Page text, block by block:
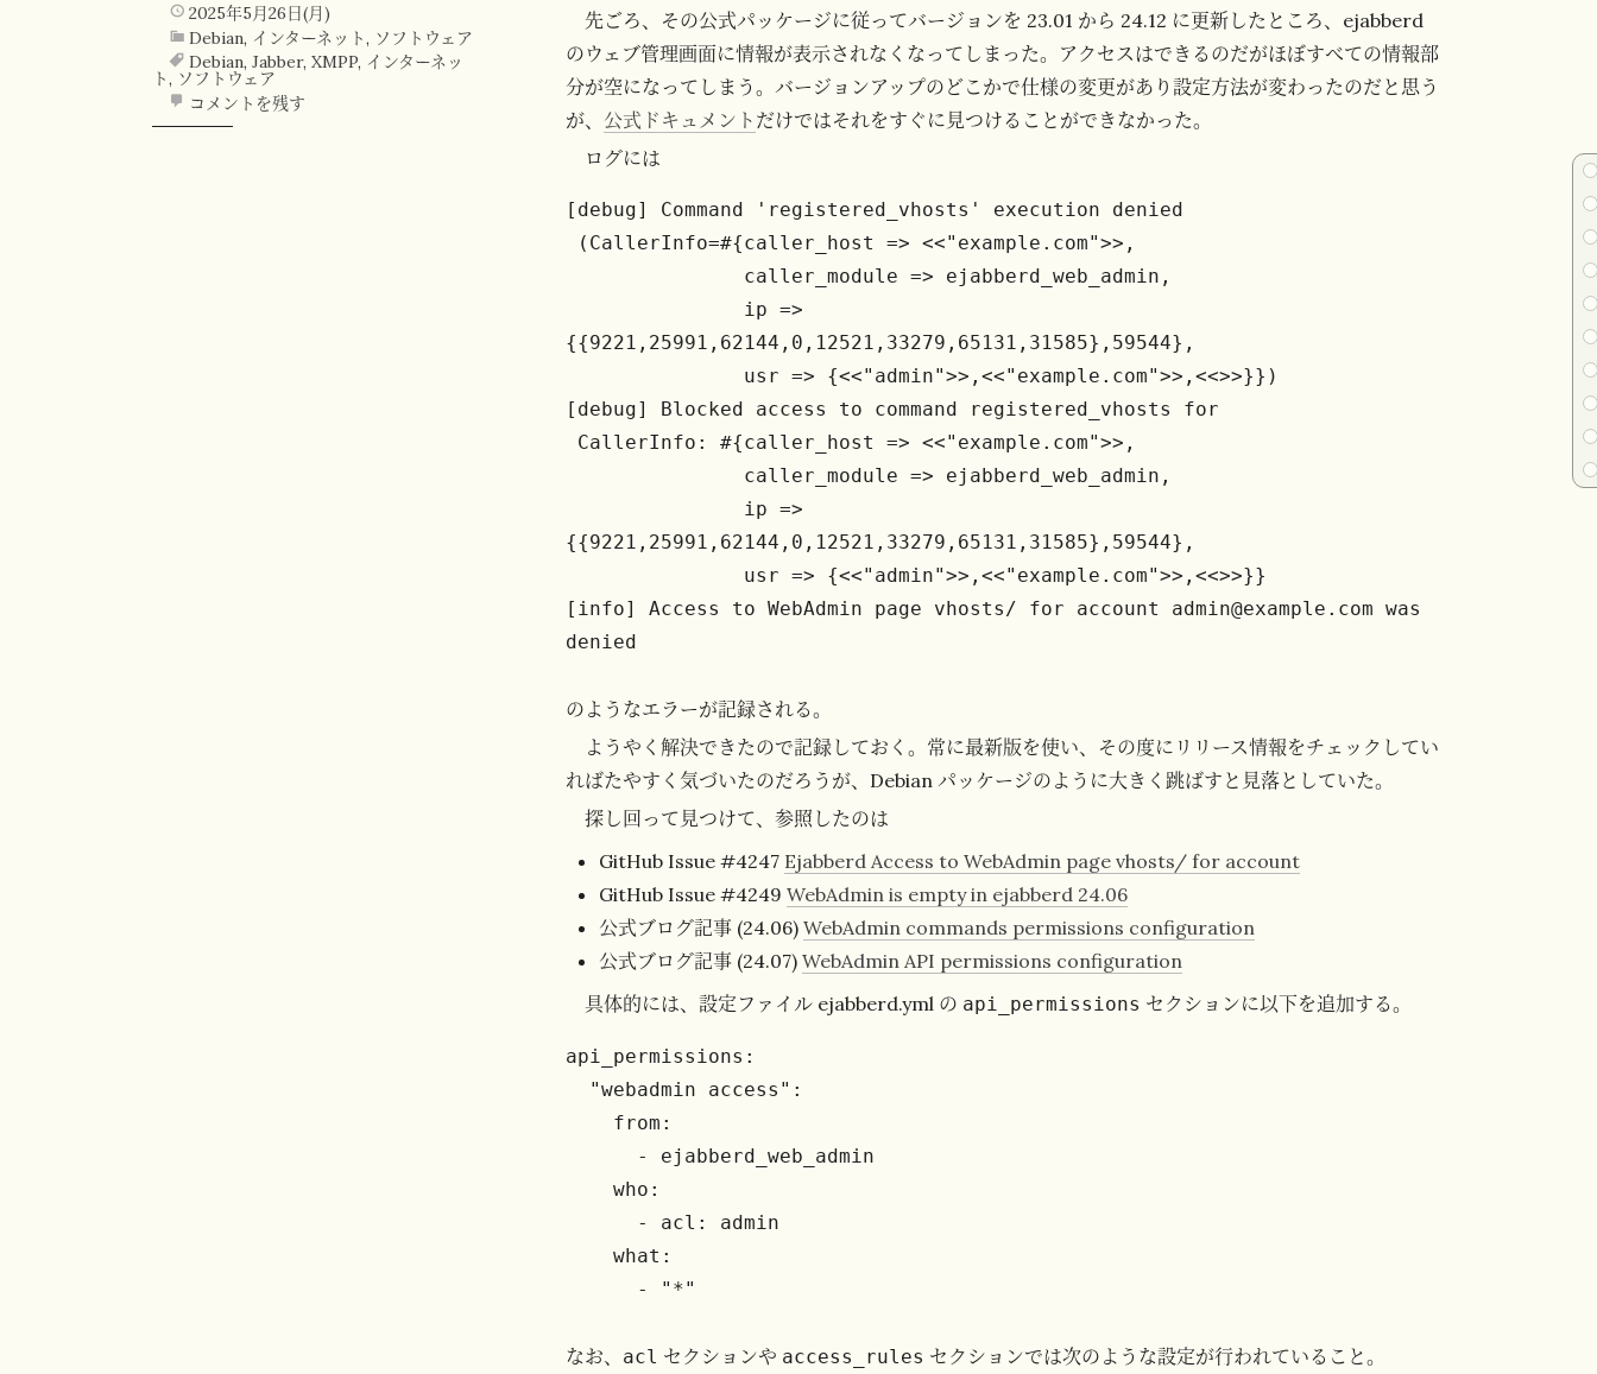
2025年5月26日(月)
Debian, インターネット , ソフトウェア
Debian, Jabber, XMPP, インターネッ
ト, ソフトウェア
コメントを残す
先ごろ、その公式パッケージに従ってバージョンを 23.01 から 24.12 に更新したところ、ejabberd
のウェブ管理画面に情報が表示されなくなってしまった。アクセスはできるのだがほぼすべての情報部
分が空になってしまう。バージョンアップのどこかで仕様の変更があり設定方法が変わったのだと思う
が、 公式ドキュメント だけではそれをすぐに見つけることができなかった。
ログには
[debug] Command 'registered_vhosts' execution denied
(CallerInfo=#{caller_host => <<"example.com">>,
               caller_module => ejabberd_web_admin,
{{9221,25991,62144,0,12521,33279,65131,31585},59544},
               usr => {<<"admin">>,<<"example.com">>,<<>>}})
[debug] Blocked access to command registered_vhosts for
CallerInfo: #{caller_host => <<"example.com">>,
               caller_module => ejabberd_web_admin,
{{9221,25991,62144,0,12521,33279,65131,31585},59544},
               usr => {<<"admin">>,<<"example.com">>,<<>>}}
[info] Access to WebAdmin page vhosts/ for account admin@example.com was
denied
のようなエラーが記録される。
ようやく解決できたので記録しておく。常に最新版を使い、その度にリリース情報をチェックしてい
ればたやすく気づいたのだろうが、Debian パッケージのように大きく跳ばすと見落としていた。
探し回って見つけて、参照したのは
GitHub Issue #4247 Ejabberd Access to WebAdmin page vhosts/ for account
GitHub Issue #4249WebAdmin is empty in ejabberd 24.06
公式ブログ記事 (24.06)WebAdmin commands permissions configuration
公式ブログ記事 (24.07)WebAdmin API permissions configuration
具体的には、設定ファイル ejabberd.yml の api_permissions セクションに以下を追加する。
api_permissions:
    who:
    what:
      - "*"
なお、 acl セクションや access_rules セクションでは次のような設定が行われていること。